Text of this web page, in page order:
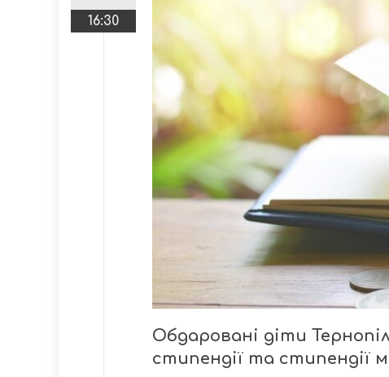
16:30
Обдаровані діти
стипендії та стипендії